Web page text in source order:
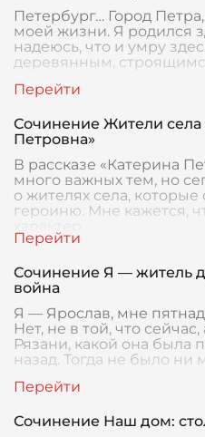
Петербург… Город
моей жизни. Я родился
надеюсь, что и умру
деревянным,
Сочинение Жители села
Петровна»
В рассказе «Катерина
много важных тем, но
о жителях села,
героиню. Мне кажется,
Сочинение Я — житель
война
Я — Ярослав, мне
Нет, не в той, что
Рязани, какой она была
назад. Тогда не было
Сочинение Наш дом: